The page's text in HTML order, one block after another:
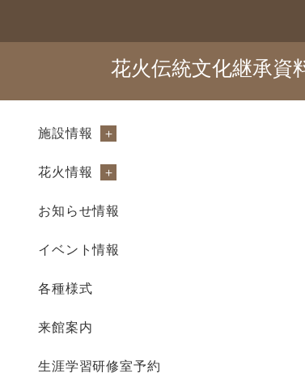
花火伝統文化継承資
施設情報
花火情報
お知らせ情報
イベント情報
各種様式
来館案内
生涯学習研修室予約